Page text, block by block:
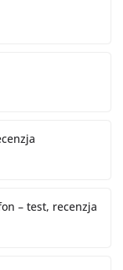
– test, recenzja